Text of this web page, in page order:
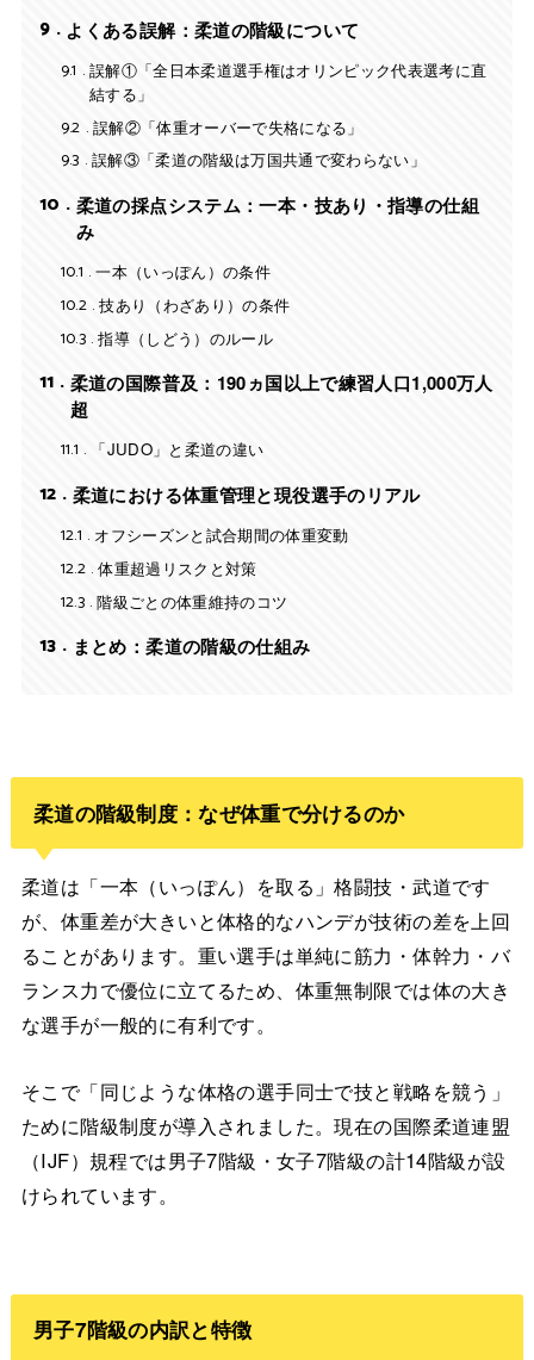
9
よくある誤解：柔道の階級について
9.1
誤解①「全日本柔道選手権はオリンピック代表選考に直
結する」
9.2 誤解②「体重オーバーで失格になる」
9.3 誤解③「柔道の階級は万国共通で変わらない」
10
柔道の採点システム：一本・技あり・指導の仕組
み
10.1
一本（いっぽん）の条件
10.2 技あり（わざあり）の条件
10.3 指導（しどう）のルール
11
柔道の国際普及：190ヵ国以上で練習人口1,000万人
超
11.1
「JUDO」と柔道の違い
12
柔道における体重管理と現役選手のリアル
12.1
オフシーズンと試合期間の体重変動
12.2 体重超過リスクと対策
12.3 階級ごとの体重維持のコツ
13 まとめ：柔道の階級の仕組み
柔道の階級制度：なぜ体重で分けるのか
柔道は「一本（いっぽん）を取る」格闘技・武道です
が、体重差が大きいと体格的なハンデが技術の差を上回
ることがあります。重い選手は単純に筋力・体幹力・バ
ランス力で優位に立てるため、体重無制限では体の大き
な選手が一般的に有利です。
そこで「同じような体格の選手同士で技と戦略を競う」
ために階級制度が導入されました。現在の国際柔道連盟
（IJF）規程では男子7階級・女子7階級の計14階級が設
けられています。
男子7階級の内訳と特徴